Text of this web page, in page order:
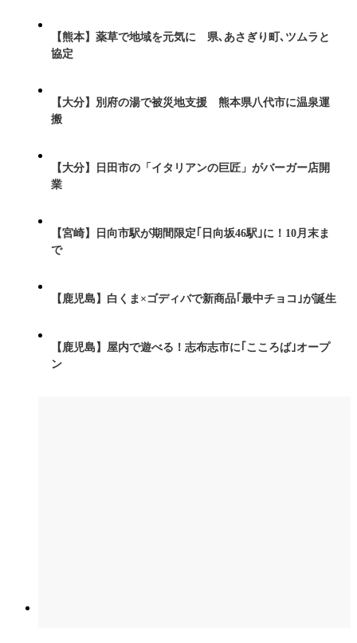
【熊本】薬草で地域を元気に 県､あさぎり町､ツムラと
協定
【大分】別府の湯で被災地支援 熊本県八代市に温泉運
搬
【大分】日田市の「イタリアンの巨匠」がバーガー店開
業
【宮崎】日向市駅が期間限定｢日向坂46駅｣に！10月末ま
で
【鹿児島】白くま×ゴディバで新商品｢最中チョコ｣が誕生
【鹿児島】屋内で遊べる！志布志市に｢こころば｣オープ
ン